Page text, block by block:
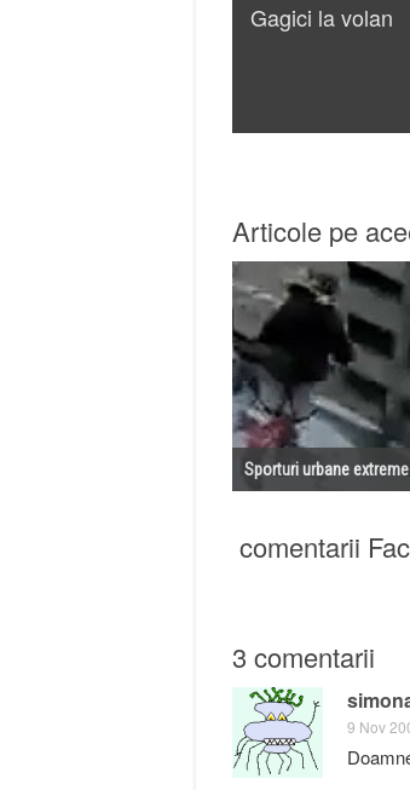
Gagici la volan
Articole pe
Sporturi urbane extreme
comentarii
3 comentarii
9 Nov